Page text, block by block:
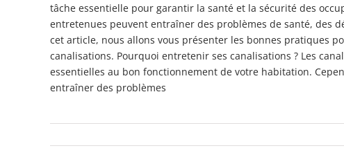
tâche essentielle pour garantir la santé et la sécurité des
entretenues peuvent entraîner des problèmes de santé, des
cet article, nous allons vous présenter les bonnes pratiques
canalisations. Pourquoi entretenir ses canalisations ? Les
essentielles au bon fonctionnement de votre habitation.
entraîner des problèmes